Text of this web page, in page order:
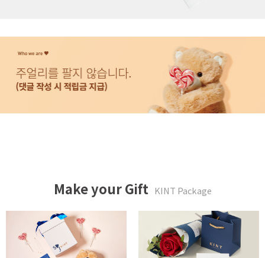
Make your Gift KINT Package